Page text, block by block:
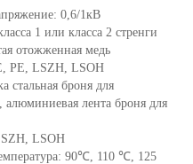
0,6/1кВ
1 или класса 2 стренги
отожженная медь
PE, LSZH, LSOH
стальная броня для
алюминиевая лента броня для
LSOH
90℃, 110 ℃, 125